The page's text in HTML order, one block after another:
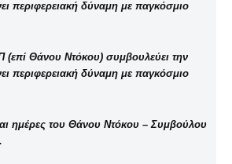
περιφερειακή δύναμη με παγκόσμιο
Θάνου Ντόκου) συμβουλεύει την
περιφερειακή δύναμη με παγκόσμιο
ημέρες του Θάνου Ντόκου – Συμβούλου